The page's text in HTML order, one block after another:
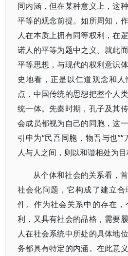
同内涵，但在某种意义上，这
平等的观念前提。如所周知，
人在本质上拥有同等权利，在
诺人的平等为题中之义。就此
平等思想，与现代的权利意识
史地看，正是以仁道观念和
点，中国传统的思想把整个人
统一体。先秦时期，孔子及其
会成员都视为自己的同胞，这
引申为“民吾同胞，物吾与也
人与人之间，则以和谐相处为目
从个体和社会的关系看，
社会化问题，它构成了建立
件。作为社会关系中的存在
利，又具有社会的品格，需要
人在社会系统中所处的具体地
务都具有特定的内涵。在此意